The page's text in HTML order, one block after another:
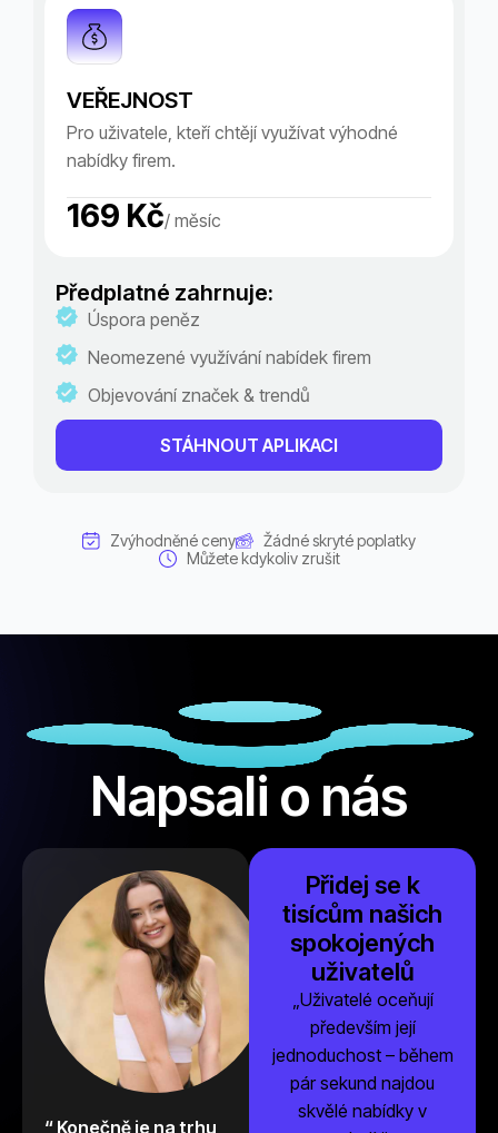
VEŘEJNOST
Pro uživatele, kteří chtějí využívat výhodné
nabídky firem.
169 Kč/ měsíc
Předplatné zahrnuje:
Úspora peněz
Neomezené využívání nabídek firem
Objevování značek & trendů
STÁHNOUT APLIKACI
Zvýhodněné ceny
Žádné skryté poplatky
Můžete kdykoliv zrušit
Napsali o nás
“ Konečně je na trhu
“V dnešní době se už
Přidej se k
tisícům našich
spokojených
uživatelů
„Uživatelé oceňují
především její
jednoduchost – během
pár sekund najdou
skvělé nabídky v